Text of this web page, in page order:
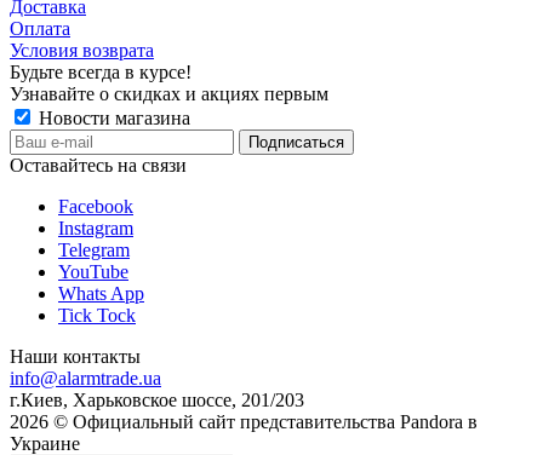
Доставка
Оплата
Условия возврата
Будьте всегда в курсе!
Узнавайте о скидках и акциях первым
Новости магазина
Оставайтесь на связи
Facebook
Instagram
Telegram
YouTube
Whats App
Tick Tock
Наши контакты
info@alarmtrade.ua
г.Киев, Харьковское шоссе, 201/203
2026 © Официальный сайт представительства Pandora в
Украине